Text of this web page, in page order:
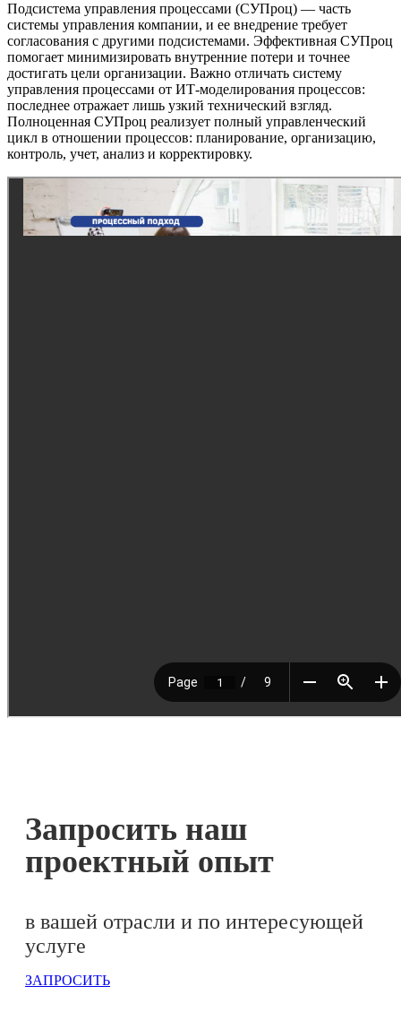
Подсистема управления процессами (СУПроц) — часть
системы управления компании, и ее внедрение требует
согласования с другими подсистемами. Эффективная СУПроц
помогает минимизировать внутренние потери и точнее
достигать цели организации. Важно отличать систему
управления процессами от ИТ-моделирования процессов:
последнее отражает лишь узкий технический взгляд.
Полноценная СУПроц реализует полный управленческий
цикл в отношении процессов: планирование, организацию,
контроль, учет, анализ и корректировку.
Запросить наш
проектный опыт
в вашей отрасли и по интересующей
услуге
ЗАПРОСИТЬ